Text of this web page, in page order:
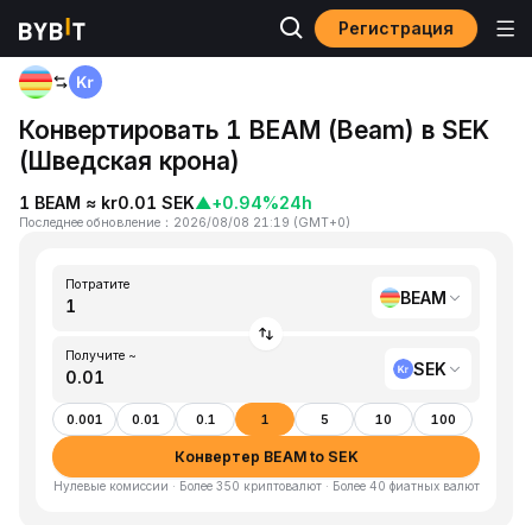
Регистрация
Главная
Конвертировать 1 BEAM (Beam) в SEK
(Шведская крона)
1 BEAM ≈ kr0.01 SEK▲+0.94%24h
Последнее обновление ： 2026/08/08 21:19 (GMT+0)
Потратите
BEAM
Получите ~
SEK
0.001 0.01 0.1 1 5 10 100
Конвертер BEAM to SEK
Нулевые комиссии · Более 350 криптовалют · Более 40 фиатных валют